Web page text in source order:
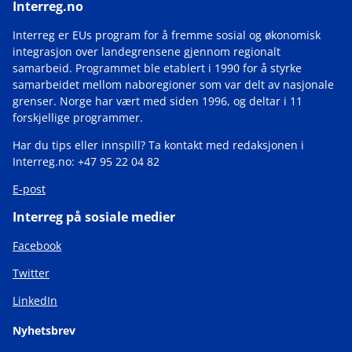
Interreg.no
Interreg er EUs program for å fremme sosial og økonomisk
integrasjon over landegrensene gjennom regionalt
samarbeid. Programmet ble etablert i 1990 for å styrke
samarbeidet mellom naboregioner som var delt av nasjonale
grenser. Norge har vært med siden 1996, og deltar i 11
forskjellige programmer.
Har du tips eller innspill? Ta kontakt med redaksjonen i
Interreg.no: +47 95 22 04 82
E-post
Interreg på sosiale medier
Facebook
Twitter
LinkedIn
Nyhetsbrev